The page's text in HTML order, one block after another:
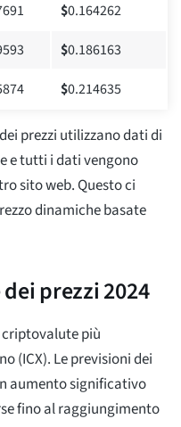
$0.164262
$0.186163
$0.214635
prezzi utilizzano dati di
e tutti i dati vengono
sito web. Questo ci
dinamiche basate
dei prezzi 2024
criptovalute più
(ICX). Le previsioni dei
aumento significativo
fino al raggiungimento